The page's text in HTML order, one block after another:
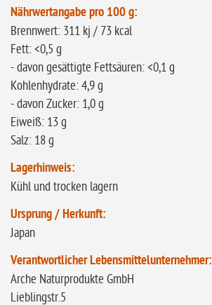
Nährwertangabe pro 100 g:
Brennwert: 311 kj / 73 kcal
Fett: <0,5 g
- davon gesättigte Fettsäuren: <0,1 g
Kohlenhydrate: 4,9 g
- davon Zucker: 1,0 g
Eiweiß: 13 g
Salz: 18 g
Lagerhinweis:
Kühl und trocken lagern
Ursprung / Herkunft:
Japan
Verantwortlicher Lebensmittelunternehmer:
Arche Naturprodukte GmbH
Lieblingstr.5